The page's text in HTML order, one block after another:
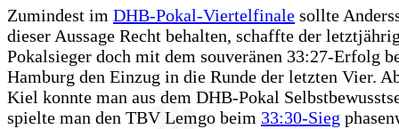
Zumindest im DHB-Pokal-Viertelfinale sollte
dieser Aussage Recht behalten, schaffte der
Pokalsieger doch mit dem souveränen 33:27-Erfolg
Hamburg den Einzug in die Runde der letzten Vier.
Kiel konnte man aus dem DHB-Pokal
spielte man den TBV Lemgo beim 33:30-Sieg